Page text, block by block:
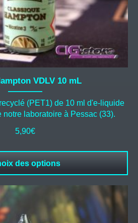
VDLV 10 mL
(PET1) de 10 ml d'e-liquide
notre laboratoire à Pessac (33).
5,90€
des options